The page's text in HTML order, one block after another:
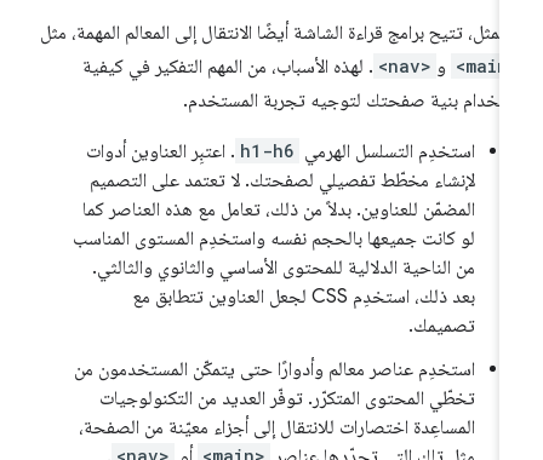
تتيح برامج قراءة الشاشة أيضًا الانتقال إلى المعالم المهمة، مثل
و <nav> . لهذه الأسباب، من المهم التفكير في كيفية
بنية صفحتك لتوجيه تجربة المستخدم.
استخدِم التسلسل الهرمي h1-h6 . اعتبِر العناوين أدوات
لإنشاء مخطّط تفصيلي لصفحتك. لا تعتمد على التصميم
المضمّن للعناوين. بدلاً من ذلك، تعامل مع هذه العناصر كما
لو كانت جميعها بالحجم نفسه واستخدِم المستوى المناسب
من الناحية الدلالية للمحتوى الأساسي والثانوي والثالثي.
بعد ذلك، استخدِم CSS لجعل العناوين تتطابق مع
تصميمك.
استخدِم عناصر معالم وأدوارًا حتى يتمكّن المستخدمون من
تخطّي المحتوى المتكرّر. توفّر العديد من التكنولوجيات
المساعِدة اختصارات للانتقال إلى أجزاء معيّنة من الصفحة،